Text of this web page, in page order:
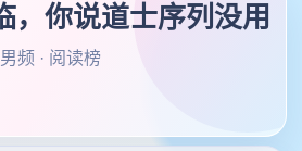
，你说道士序列没用
频 · 阅读榜